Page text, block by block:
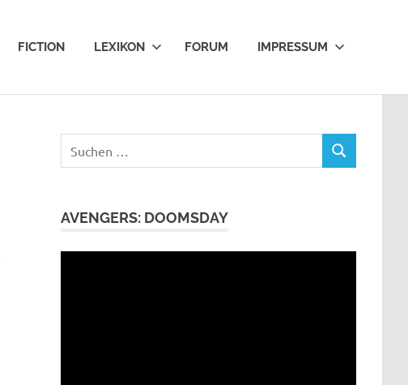
FICTION LEXIKON FORUM IMPRESSUM
nach:
SUCHEN
AVENGERS: DOOMSDAY